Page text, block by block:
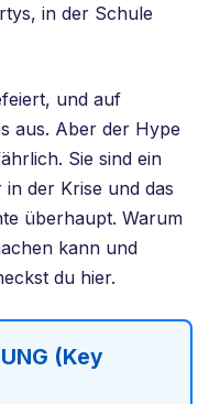
in der Schule
und auf
aus. Aber der Hype
Sie sind ein
in der Krise und das
überhaupt. Warum
kann und
du hier.
(Key